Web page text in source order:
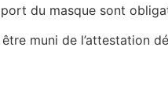
du masque sont
muni de l’attestation